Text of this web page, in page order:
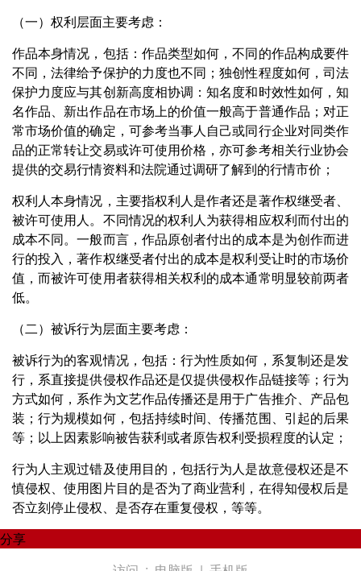
（一）权利层面主要考虑：
作品本身情况，包括：作品类型如何，不同的作品构成要件
不同，法律给予保护的力度也不同；独创性程度如何，司法
保护力度应与其创新高度相协调：知名度和时效性如何，知
名作品、新出作品在市场上的价值一般高于普通作品；对正
常市场价值的确定，可参考当事人自己或同行企业对同类作
品的正常转让交易或许可使用价格，亦可参考相关行业协会
提供的交易行情资料和法院通过调研了解到的行情市价；
权利人本身情况，主要指权利人是作者还是著作权继受者、
被许可使用人。不同情况的权利人为获得相应权利而付出的
成本不同。一般而言，作品原创者付出的成本是为创作而进
行的投入，著作权继受者付出的成本是权利受让时的市场价
值，而被许可使用者获得相关权利的成本通常明显较前两者
低。
（二）被诉行为层面主要考虑：
被诉行为的客观情况，包括：行为性质如何，系复制还是发
行，系直接提供侵权作品还是仅提供侵权作品链接等；行为
方式如何，系作为文艺作品传播还是用于广告推介、产品包
装；行为规模如何，包括持续时间、传播范围、引起的后果
等；以上因素影响被告获利或者原告权利受损程度的认定；
行为人主观过错及使用目的，包括行为人是故意侵权还是不
慎侵权、使用图片目的是否为了商业营利，在得知侵权后是
否立刻停止侵权、是否存在重复侵权，等等。
分享